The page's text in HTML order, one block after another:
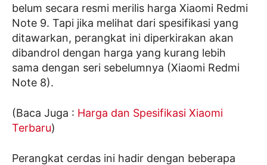
belum secara resmi merilis harga Xiaomi Redmi
Note 9. Tapi jika melihat dari spesifikasi yang
ditawarkan, perangkat ini diperkirakan akan
dibandrol dengan harga yang kurang lebih
sama dengan seri sebelumnya (Xiaomi Redmi
Note 8).
(Baca Juga : Harga dan Spesifikasi Xiaomi
Terbaru)
Perangkat cerdas ini hadir dengan beberapa